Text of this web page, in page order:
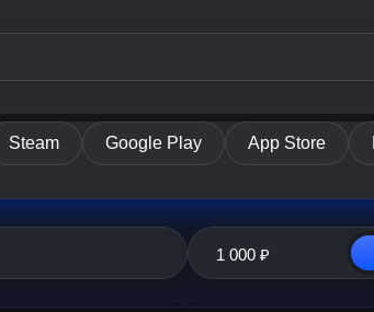
Steam Google Play App Store